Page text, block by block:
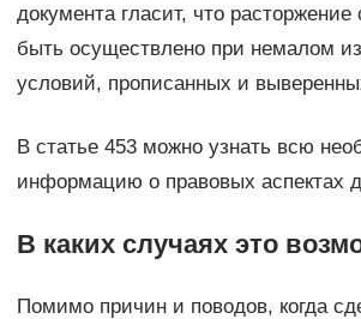
документа гласит, что
быть осуществлено при немалом
условий, прописанных и
В статье 453 можно узнать всю
информацию о правовых аспектах
В каких случаях это
Помимо причин и поводов, когда